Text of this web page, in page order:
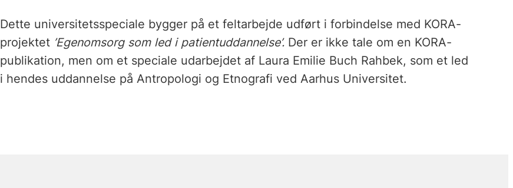
Dette universitetsspeciale bygger på et feltarbejde udført i forbindelse med KORA-
projektet ’Egenomsorg som led i patientuddannelse’. Der er ikke tale om en KORA-
publikation, men om et speciale udarbejdet af Laura Emilie Buch Rahbek, som et led
i hendes uddannelse på Antropologi og Etnografi ved Aarhus Universitet.